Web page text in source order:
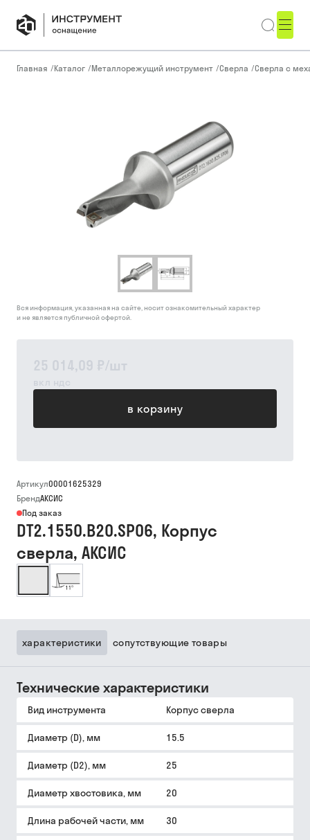
Главная /Каталог /Металлорежущий инструмент /Сверла /Сверла с
25 014,09 ₽/шт
вкл ндс
в корзину
Вся информация, указанная на сайте, носит ознакомительный характер
и не является публичной офертой.
Артикул00001625329
БрендАКСИС
Под заказ
DT2.1550.B20.SP06, Корпус
сверла, АКСИС
характеристики сопутствующие товары
Технические характеристики
Вид инструмента Корпус сверла
Диаметр (D), мм 15.5
Диаметр (D2), мм 25
Диаметр хвостовика, мм 20
Длина рабочей части, мм 30